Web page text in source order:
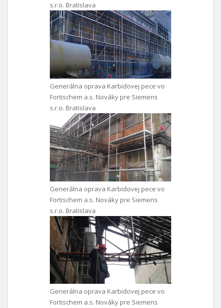
s.r.o. Bratislava
Generálna oprava Karbidovej pece vo
Fortischem a.s. Nováky pre Siemens
s.r.o. Bratislava
Generálna oprava Karbidovej pece vo
Fortischem a.s. Nováky pre Siemens
s.r.o. Bratislava
Generálna oprava Karbidovej pece vo
Fortischem a.s. Nováky pre Siemens